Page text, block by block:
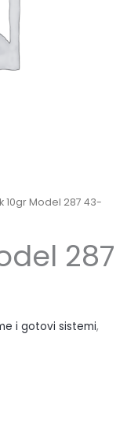
10gr Model 287 43-
287
i gotovi sistemi,